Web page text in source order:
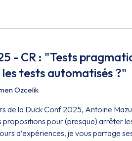
- CR : "Tests
tests automatisés ?"
Ozcelik
de la Duck Conf 2025, Antoine
propositions pour (presque) arrêter
d’expériences, je vous partage